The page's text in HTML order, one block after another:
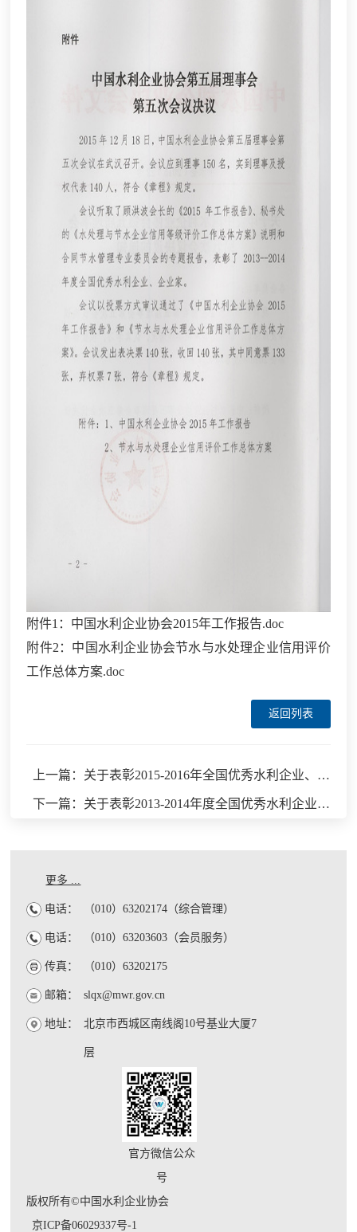
附件1：中国水利企业协会2015年工作报告.doc
附件2：中国水利企业协会节水与水处理企业信用评价
工作总体方案.doc
返回列表
上一篇：关于表彰2015-2016年全国优秀水利企业、优秀水利企业家的决定
下一篇：关于表彰2013-2014年度全国优秀水利企业、优秀水利企业家的通知
更多 ...
电话： （010）63202174（综合管理）
电话： （010）63203603（会员服务）
传真： （010）63202175
邮箱： slqx@mwr.gov.cn
地址： 北京市西城区南线阁10号基业大厦7
层
官方微信公众
号
版权所有©中国水利企业协会
京ICP备06029337号-1